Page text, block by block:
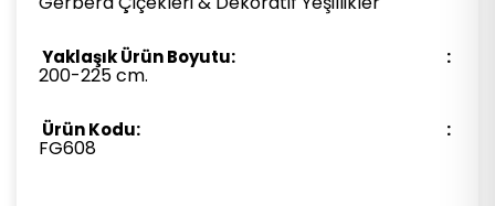
Yaklaşık Ürün Boyutu:
200-225 cm.
Ürün Kodu:
FG608